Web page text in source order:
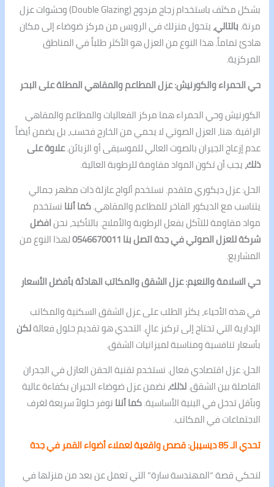
بشكل مكثف باستخدام زجاج مزدوج (Double Glazing) وحشوات عزل
مرنة.بالتالي،يتحول منزلك في الرويس من مركز ضوضاء إلى مكان
هادئ تماماً. هذا النوع من العزل هو الأكثر طلباً في المناطق
المركزية.
حي الحمراء والكورنيش: عزل المطاعم والمقاهي المطلة على البحر
الكورنيش وحي الحمراء هما مركز الفعاليات والمطاعم والمقاهي
الراقية. هنا، العزل الصوتي لا يحمي من الخارج فحسب، بل يضمن أيضاً
عدم إزعاج الجيران بالصوت العالي للموسيقى أو الزبائن.علاوة على
ذلك،يجب أن تكون المواد مقاومة للرطوبة العالية.
الحل: عزل ديكوري متقدم. نستخدم ألواح عازلة ذات مظهر جمالي
يتناسب مع الديكور الفاخر للمطاعم والمقاهي.كما أننانستخدم
مواد مقاومة للتآكل بفعل الرطوبة والأملاح. بالتأكيد، نحنافضل
شركة للعزل الصوتي في جدة اتصل بنا 0546670011
لهذا النوع من
المشاريع.
حي السلامة والنعيم: عزل الشقق والمكاتب الهادئة بأفضل الأسعار
في هذه الأحياء، يكثر الطلب على عزل الشقق السكنية والمكاتب
الإدارية التي تحتاج إلى تركيز عالٍ. التحدي هو تقديم حلول فعالةلكن
بأسعار تنافسية ومناسبة لميزانيات الشقق.
الحل: عزل اقتصادي فعال. نستخدم تقنية الحقن العازل في الجدران
الفاصلة بين الشقق.لذلك،نضمن عزل ضوضاء الجيران بكفاءة عالية
وبأقل تدخل في البنية الأساسية.كما أننانوفر حلولاً سريعة لغرف
الاجتماعات في المكاتب.
تحدي الـ 85 ديسيبل: قصص واقعية لعملاء أضواء القمر في جدة
لنحكي قصة “المهندسة سارة” التي تعمل عن بعد من منزلها في